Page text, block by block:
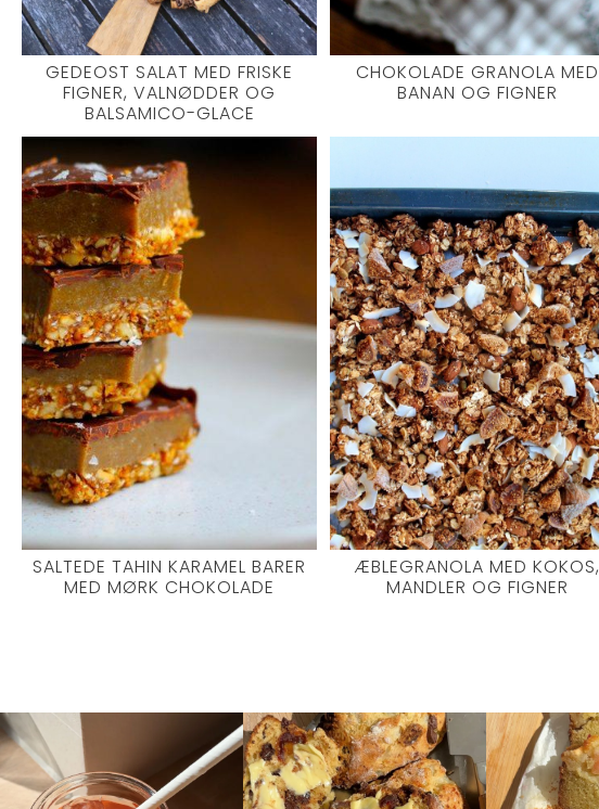
GEDEOST SALAT MED FRISKE
FIGNER, VALNØDDER OG
BALSAMICO-GLACE
CHOKOLADE GRANOLA MED
BANAN OG FIGNER
SALTEDE TAHIN KARAMEL BARER
MED MØRK CHOKOLADE
ÆBLEGRANOLA MED KOKOS,
MANDLER OG FIGNER